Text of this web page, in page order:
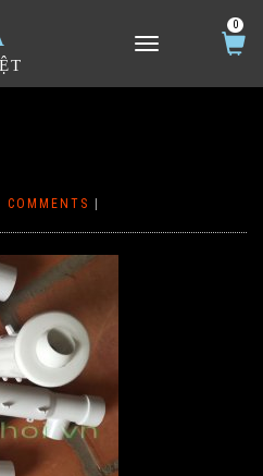
TOGGLE NAVIGATION
0
COMMENTS